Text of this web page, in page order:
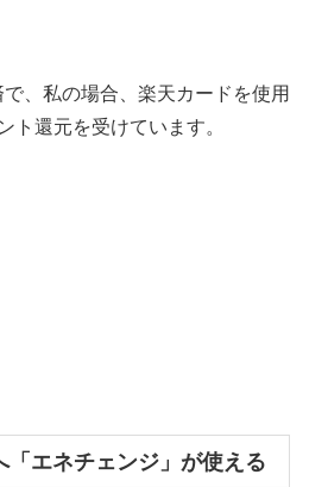
で、私の場合、楽天カードを使用
ト還元を受けています。
「エネチェンジ」が使える